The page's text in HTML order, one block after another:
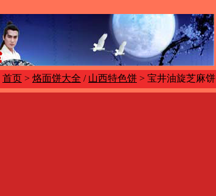
首页 > 烙面饼大全 / 山西特色饼 > 宝井油旋芝麻饼